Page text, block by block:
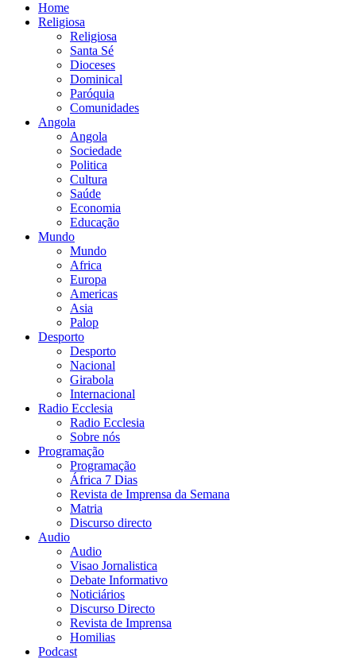
Home
Religiosa
Religiosa
Santa Sé
Dioceses
Dominical
Paróquia
Comunidades
Angola
Angola
Sociedade
Politica
Cultura
Saúde
Economia
Educação
Mundo
Mundo
Africa
Europa
Americas
Asia
Palop
Desporto
Desporto
Nacional
Girabola
Internacional
Radio Ecclesia
Radio Ecclesia
Sobre nós
Programação
Programação
África 7 Dias
Revista de Imprensa da Semana
Matria
Discurso directo
Audio
Audio
Visao Jornalistica
Debate Informativo
Noticiários
Discurso Directo
Revista de Imprensa
Homilias
Podcast